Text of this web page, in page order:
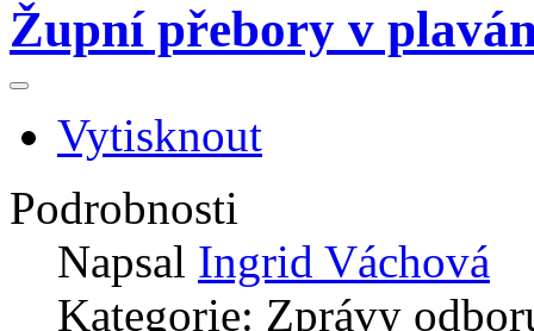
Župní přebory v
Vytisknout
Podrobnosti
Napsal Ingrid Váchová
Kategorie: Zprávy